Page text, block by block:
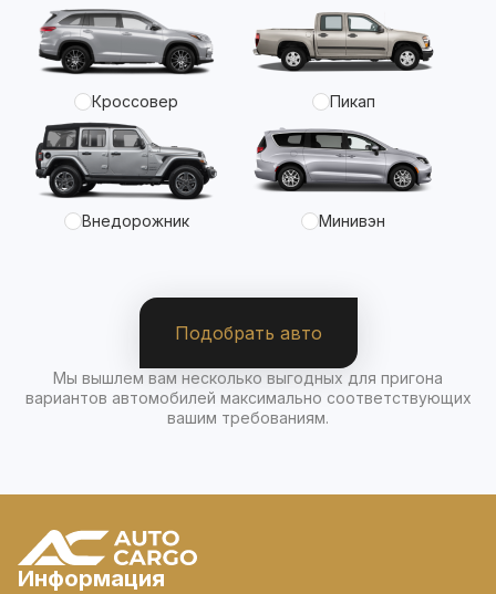
Кроссовер Пикап
Внедорожник Минивэн
Подобрать авто
Мы вышлем вам несколько выгодных для пригона
вариантов автомобилей максимально соответствующих
вашим требованиям.
Информация